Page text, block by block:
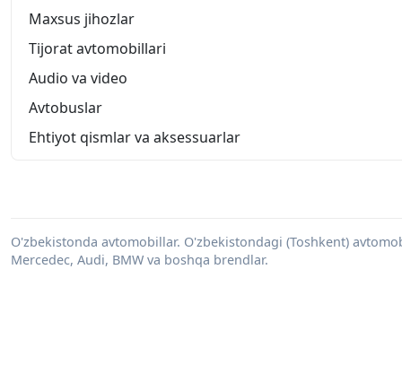
Maxsus jihozlar
Tijorat avtomobillari
Audio va video
Avtobuslar
Ehtiyot qismlar va aksessuarlar
O'zbekistonda avtomobillar. O'zbekistondagi (Toshkent)
Mercedec, Audi, BMW va boshqa brendlar.